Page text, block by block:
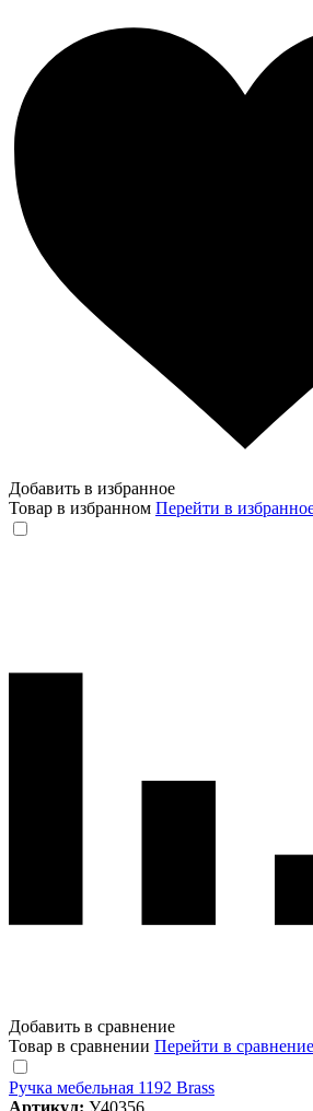
Добавить в избранное
Товар в избранном Перейти в
Добавить в сравнение
Товар в сравнении Перейти в сравнение
Ручка мебельная 1192 Brass
Артикул: У40356